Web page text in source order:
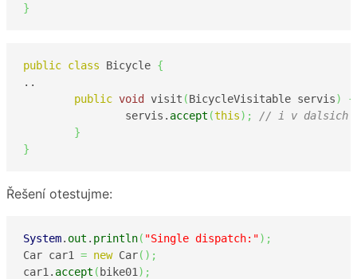
}
public class Bicycle {
..
public void visit (BicycleVisitable servis)
{
		servis.
accept (this) ;
// i v dalsich
}
}
Řešení otestujme:
System. out . println( "Single dispatch:") ;
Car car1 = new Car( ) ;
car1. accept ( bike01 ) ;